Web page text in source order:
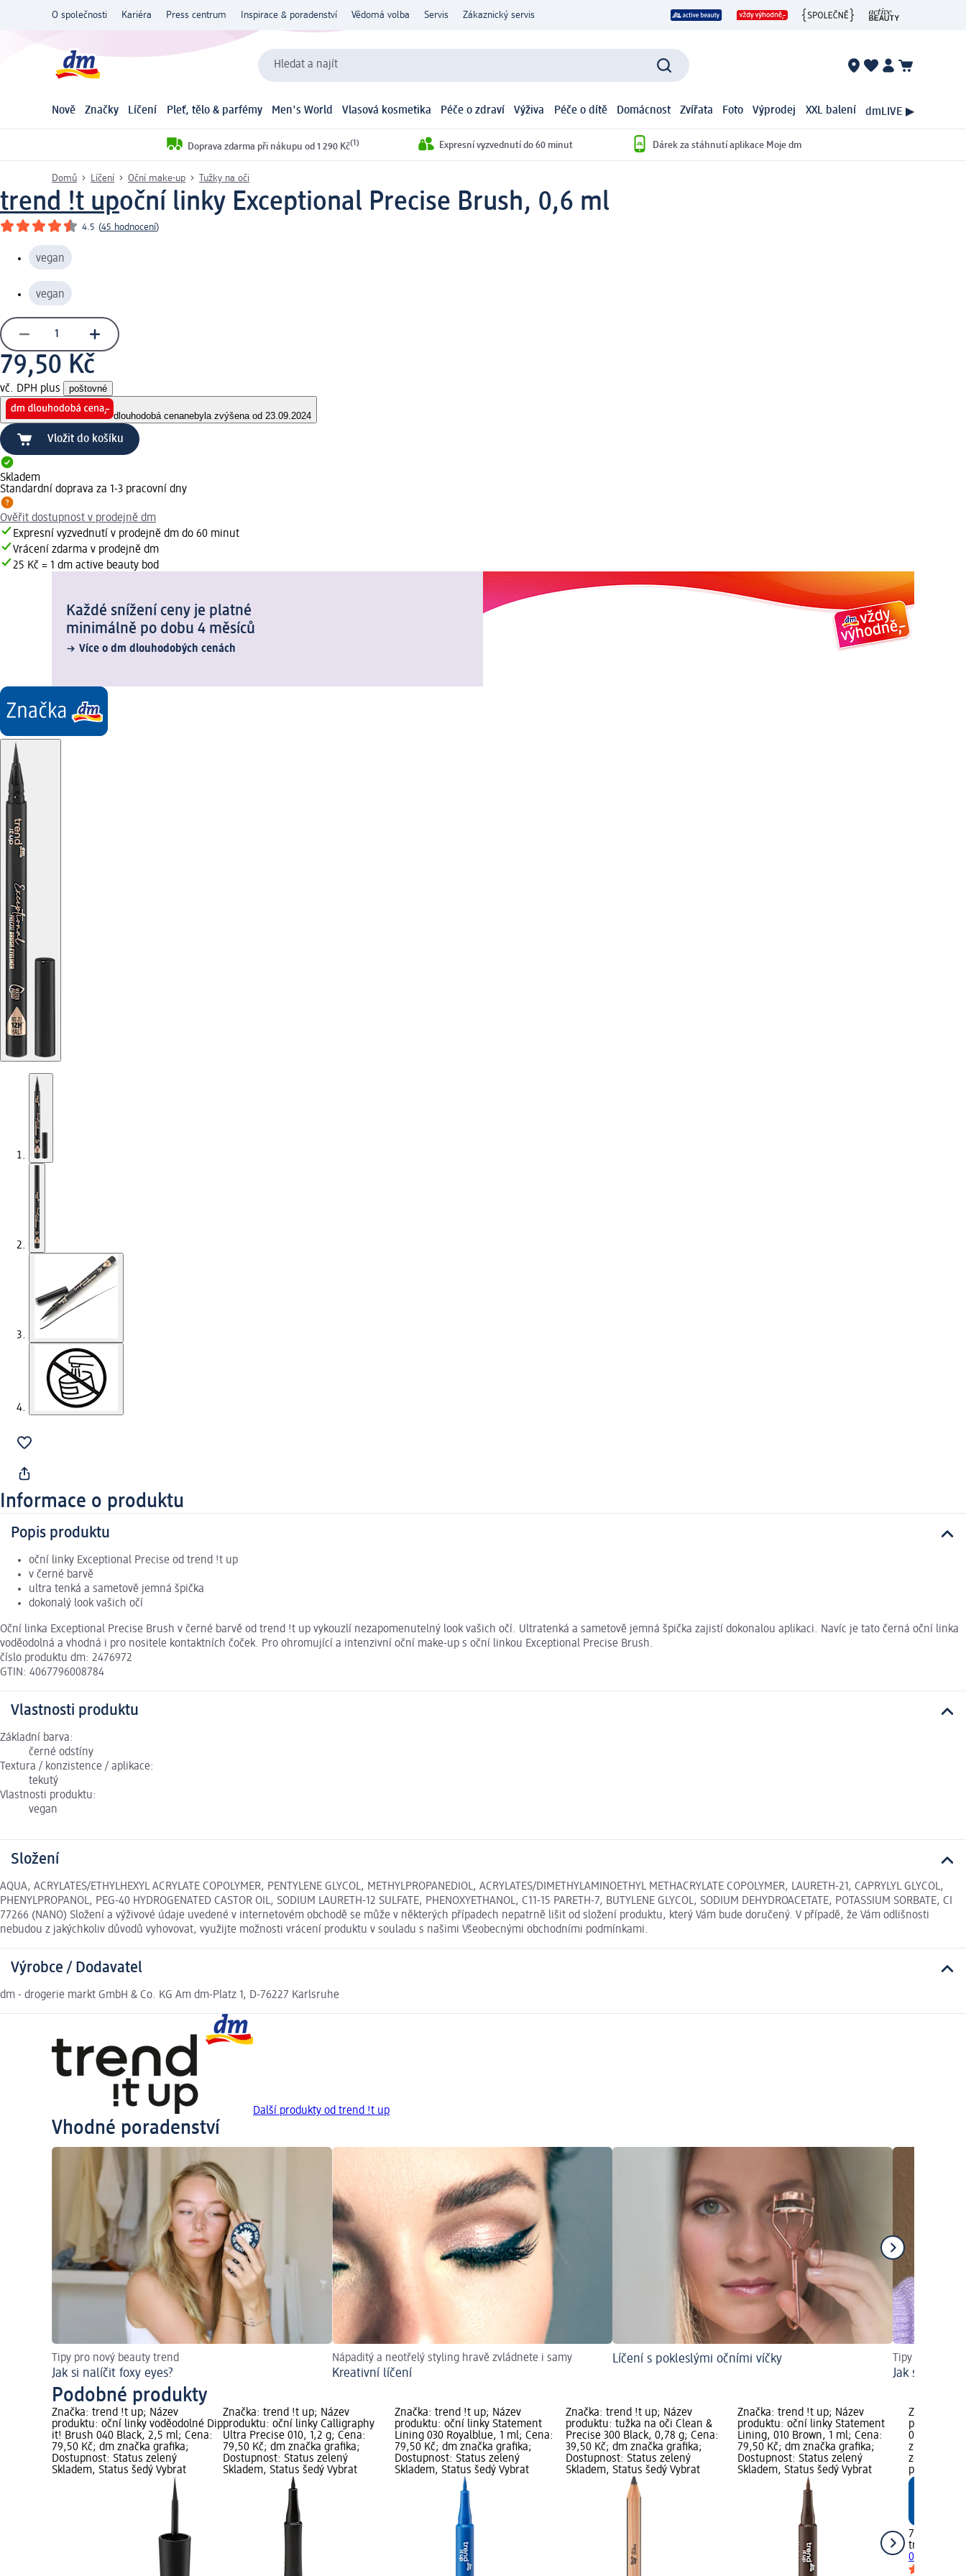
O společnosti Kariéra Press centrum Inspirace & poradenství Vědomá volba Servis Zákaznický servis
Hledat a najít
Nově Značky Líčení Pleť, tělo & parfémy Men's World Vlasová kosmetika Péče o zdraví Výživa Péče o dítě Domácnost Zvířata Foto Výprodej XXL balení dmLIVE ▶
Doprava zdarma při nákupu od 1 290 Kč(1) Expresní vyzvednutí do 60 minut Dárek za stáhnutí aplikace Moje dm
Domů Líčení Oční make-up Tužky na oči
trend !t upoční linky Exceptional Precise Brush, 0,6 ml
4.5 (45 hodnocení)
vegan
vegan
79,50 Kč
vč. DPH plus poštovné
dlouhodobá cenanebyla zvýšena od 23.09.2024
Vložit do košíku
Skladem
Standardní doprava za 1-3 pracovní dny
Ověřit dostupnost v prodejně dm
Expresní vyzvednutí v prodejně dm do 60 minut
Vrácení zdarma v prodejně dm
25 Kč = 1 dm active beauty bod
Každé snížení ceny je platné
minimálně po dobu 4 měsíců
Více o dm dlouhodobých cenách
Informace o produktu
Popis produktu
oční linky Exceptional Precise od trend !t up
v černé barvě
ultra tenká a sametově jemná špička
dokonalý look vašich očí
Oční linka Exceptional Precise Brush v černé barvě od trend !t up vykouzlí nezapomenutelný look vašich očí. Ultratenká a sametově jemná špička zajistí dokonalou aplikaci. Navíc je tato černá oční linka
voděodolná a vhodná i pro nositele kontaktních čoček. Pro ohromující a intenzivní oční make-up s oční linkou Exceptional Precise Brush.
číslo produktu dm: 2476972
GTIN: 4067796008784
Vlastnosti produktu
Základní barva:
černé odstíny
Textura / konzistence / aplikace:
tekutý
Vlastnosti produktu:
vegan
Složení
AQUA, ACRYLATES/ETHYLHEXYL ACRYLATE COPOLYMER, PENTYLENE GLYCOL, METHYLPROPANEDIOL, ACRYLATES/DIMETHYLAMINOETHYL METHACRYLATE COPOLYMER, LAURETH-21, CAPRYLYL GLYCOL,
PHENYLPROPANOL, PEG-40 HYDROGENATED CASTOR OIL, SODIUM LAURETH-12 SULFATE, PHENOXYETHANOL, C11-15 PARETH-7, BUTYLENE GLYCOL, SODIUM DEHYDROACETATE, POTASSIUM SORBATE, CI
77266 (NANO) Složení a výživové údaje uvedené v internetovém obchodě se může v některých případech nepatrně lišit od složení produktu, který Vám bude doručený. V případě, že Vám odlišnosti
nebudou z jakýchkoliv důvodů vyhovovat, využijte možnosti vrácení produktu v souladu s našimi Všeobecnými obchodními podmínkami.
Výrobce / Dodavatel
dm - drogerie markt GmbH & Co. KG Am dm-Platz 1, D-76227 Karlsruhe
Další produkty od trend !t up
Vhodné poradenství
Tipy pro nový beauty trend
Jak si nalíčit foxy eyes?
Nápaditý a neotřelý styling hravě zvládnete i samy
Kreativní líčení
Líčení s pokleslými očními víčky Tipy na
Jak si nalíčit
Podobné produkty
Značka: trend !t up; Název
produktu: oční linky voděodolné Dip
it! Brush 040 Black, 2,5 ml; Cena:
79,50 Kč; dm značka grafika;
Dostupnost: Status zelený
Skladem, Status šedý Vybrat
Značka: trend !t up; Název
produktu: oční linky Calligraphy
Ultra Precise 010, 1,2 g; Cena:
79,50 Kč; dm značka grafika;
Dostupnost: Status zelený
Skladem, Status šedý Vybrat
Značka: trend !t up; Název
produktu: oční linky Statement
Lining 030 Royalblue, 1 ml; Cena:
79,50 Kč; dm značka grafika;
Dostupnost: Status zelený
Skladem, Status šedý Vybrat
Značka: trend !t up; Název
produktu: tužka na oči Clean &
Precise 300 Black, 0,78 g; Cena:
39,50 Kč; dm značka grafika;
Dostupnost: Status zelený
Skladem, Status šedý Vybrat
Značka: trend !t up; Název
produktu: oční linky Statement
Lining, 010 Brown, 1 ml; Cena:
79,50 Kč; dm značka grafika;
Dostupnost: Status zelený
Skladem, Status šedý Vybrat
Značka:
produktu:
010, 1,2
značka
zelený
prodejnu
79,50 Kč
trend !t up
010, 1,2 ml